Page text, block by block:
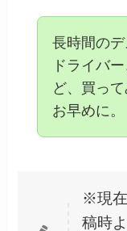
長時間の
ドライバ
ど、買っ
お早めに。
※現在
稿時